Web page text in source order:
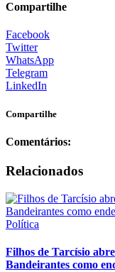
Compartilhe
Facebook
Twitter
WhatsApp
Telegram
LinkedIn
Compartilhe
Comentários:
Relacionados
Política
Filhos de Tarcísio
Bandeirantes como